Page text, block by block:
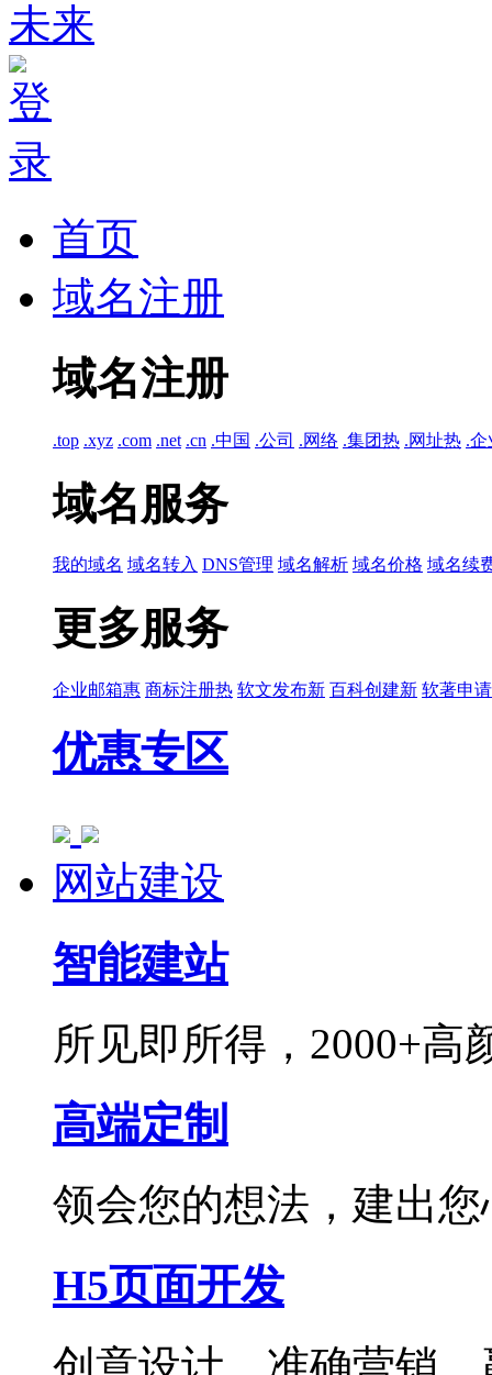
首页
域名注册
域名注册
.top .xyz .com .net .cn .中国 .公司 .网络 .集团热 .网址热 .企
域名服务
我的域名 域名转入 DNS管理 域名解析 域名价格 域名续
更多服务
企业邮箱惠 商标注册热 软文发布新 百科创建新 软著申请
优惠专区
网站建设
智能建站
所见即所得，2000+高
高端定制
领会您的想法，建出
H5页面开发
创意设计，准确营销